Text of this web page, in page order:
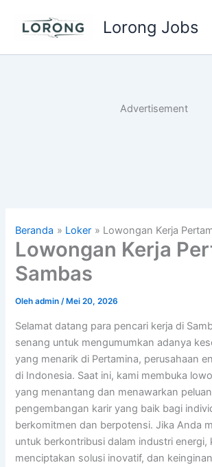
Lorong Jobs
Advertisement
Beranda Loker Lowongan Kerja
Lowongan Kerja
Sambas
Olehadmin/ Mei 20, 2026
Selamat datang para pencari kerja di
senang untuk mengumumkan adanya
yang menarik di Pertamina, perusahaan
di Indonesia. Saat ini, kami membuka
yang menantang dan menawarkan
pengembangan karir yang baik bagi
berkomitmen dan berpotensi. Jika Anda
untuk berkontribusi dalam industri energi,
menciptakan solusi inovatif, dan